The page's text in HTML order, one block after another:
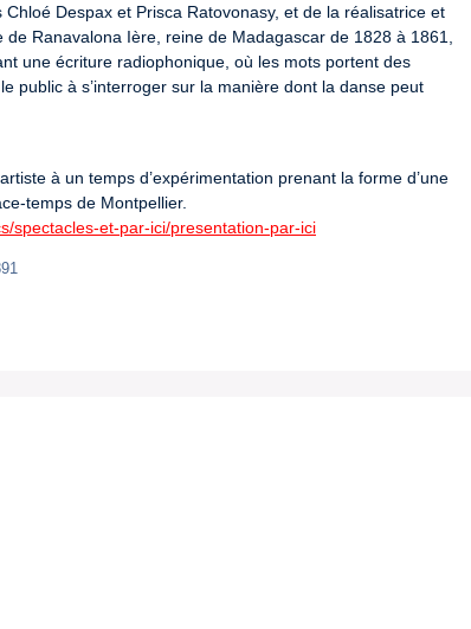
Despax et Prisca Ratovonasy, et de la réalisatrice et
Ranavalona Ière, reine de Madagascar de 1828 à 1861,
une écriture radiophonique, où les mots portent des
public à s’interroger sur la manière dont la danse peut
à un temps d’expérimentation prenant la forme d’une
temps de Montpellier.
spectacles-et-par-ici/presentation-par-ici